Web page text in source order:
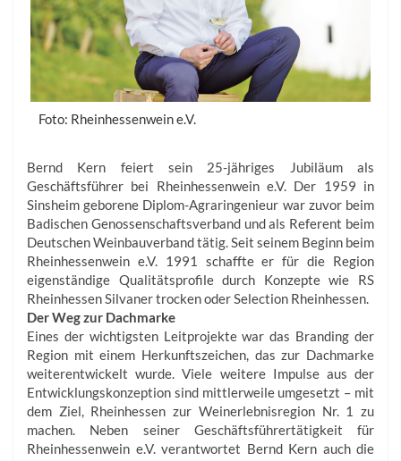
Foto: Rheinhessenwein e.V.
Bernd Kern feiert sein 25-jähriges Jubiläum als
Geschäftsführer bei Rheinhessenwein e.V. Der 1959 in
Sinsheim geborene Diplom-Agraringenieur war zuvor beim
Badischen Genossenschaftsverband und als Referent beim
Deutschen Weinbauverband tätig. Seit seinem Beginn beim
Rheinhessenwein e.V. 1991 schaffte er für die Region
eigenständige Qualitätsprofile durch Konzepte wie RS
Rheinhessen Silvaner trocken oder Selection Rheinhessen.
Der Weg zur Dachmarke
Eines der wichtigsten Leitprojekte war das Branding der
Region mit einem Herkunftszeichen, das zur Dachmarke
weiterentwickelt wurde. Viele weitere Impulse aus der
Entwicklungskonzeption sind mittlerweile umgesetzt – mit
dem Ziel, Rheinhessen zur Weinerlebnisregion Nr. 1 zu
machen. Neben seiner Geschäftsführertätigkeit für
Rheinhessenwein e.V. verantwortet Bernd Kern auch die